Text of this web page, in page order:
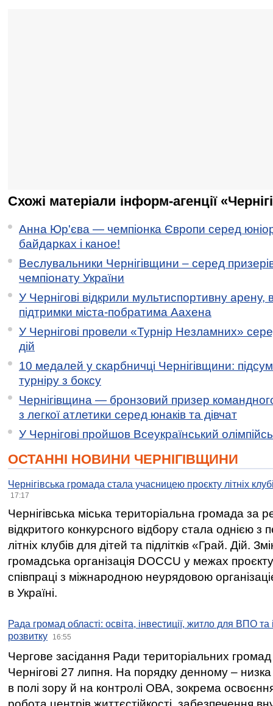
Схожі матеріали інформ-агенції
Анна Юр'єва — чемпіонка Європи серед
байдарках і каное!
Веслувальники Чернігівщини – серед
чемпіонату України
У Чернігові відкрили мультиспортивну арену,
підтримки міста-побратима Аахена
У Чернігові провели «Турнір Незламних»
дій
10 медалей у скарбничці Чернігівщини:
турніру з боксу
Чернігівщина — бронзовий призер
з легкої атлетики серед юнаків та дівчат
У Чернігові пройшов Всеукраїнський
ОСТАННІ НОВИНИ ЧЕРНІГІВЩИНИ
Чернігівська громада стала учасницею проєкту літніх
17:17
Чернігівська міська територіальна громада за
відкритого конкурсного відбору стала однією
літніх клубів для дітей та підлітків «Грай. Дій.
громадська організація DOCCU у межах
співпраці з міжнародною неурядовою
в Україні.
Рада громад області: освіта, інвестиції, житло для ВПО
розвитку
16:55
Чергове засідання Ради територіальних громад
Чернігові 27 липня. На порядку денному –
в полі зору й на контролі ОВА, зокрема освоєння